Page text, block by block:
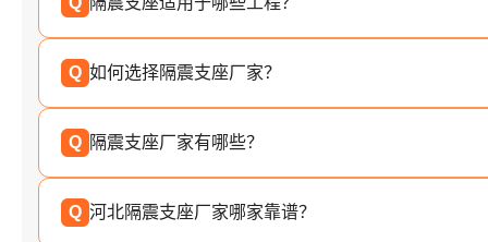
Q 如何选择隔震支座厂家？
Q 隔震支座厂家有哪些？
Q 河北隔震支座厂家哪家靠谱？